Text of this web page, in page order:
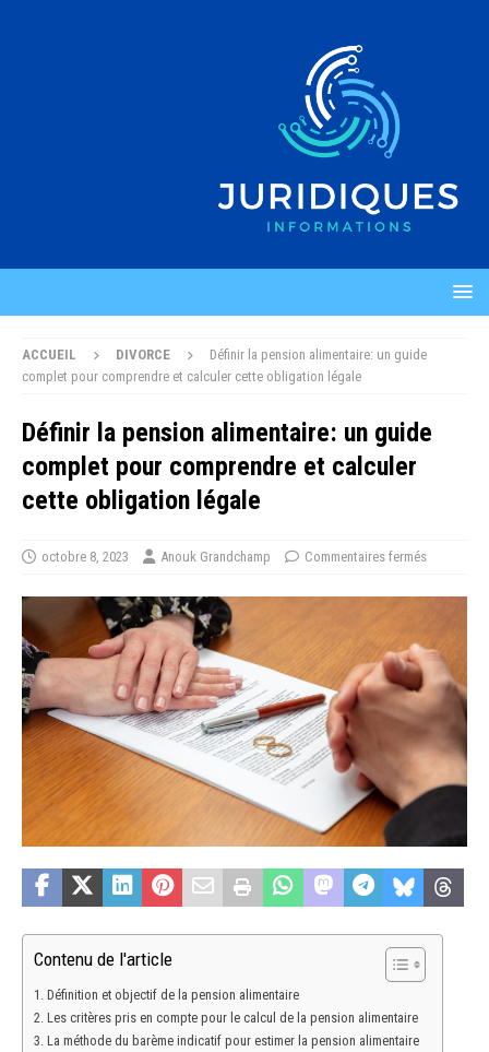
ACCUEIL DIVORCE
Définir la pension alimentaire: un guide
complet pour comprendre et calculer cette obligation légale
Définir la pension alimentaire: un guide
complet pour comprendre et calculer
cette obligation légale
octobre 8, 2023 Anouk Grandchamp Commentaires fermés
Contenu de l'article
Définition et objectif de la pension alimentaire
Les critères pris en compte pour le calcul de la pension alimentaire
La méthode du barème indicatif pour estimer la pension alimentaire